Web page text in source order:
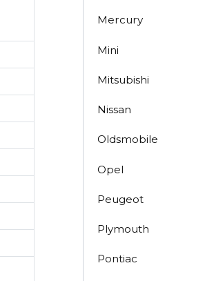
Mercury
Mini
Mitsubishi
Nissan
Oldsmobile
Opel
Peugeot
Plymouth
Pontiac